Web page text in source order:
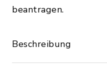
beantragen.
Beschreibung